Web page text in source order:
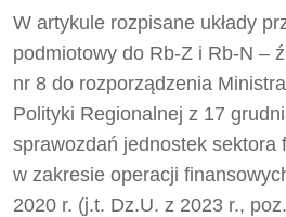
W artykule rozpisane układy
podmiotowy do Rb-Z i Rb-N –
nr 8 do rozporządzenia
Polityki Regionalnej z 17
sprawozdań jednostek sektora
w zakresie operacji
2020 r. (j.t. Dz.U. z 2023 r.,